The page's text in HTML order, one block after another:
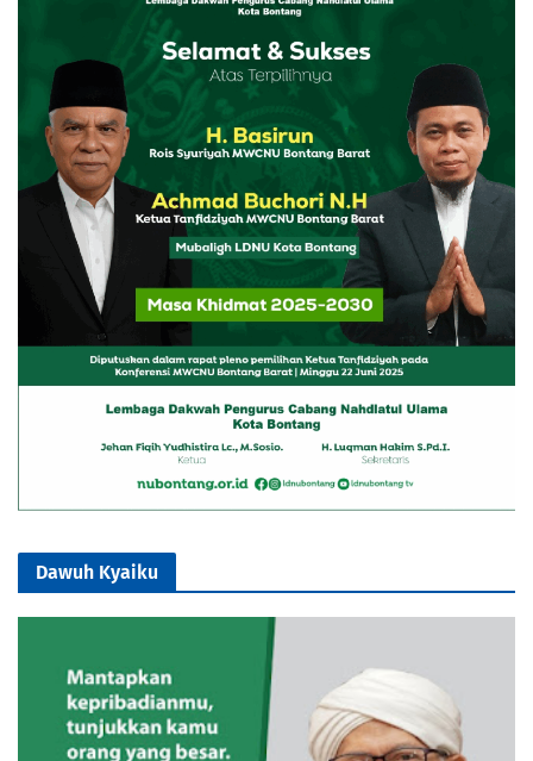
Dawuh Kyaiku